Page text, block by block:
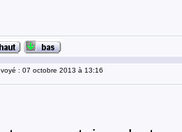
: 07 octobre 2013 à 13:16